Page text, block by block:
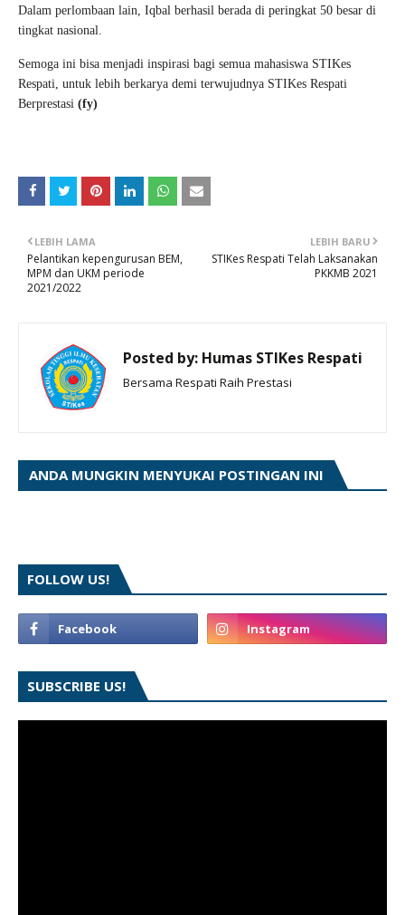
Dalam perlombaan lain, Iqbal berhasil berada di peringkat 50 besar di
tingkat nasional.
Semoga ini bisa menjadi inspirasi bagi semua mahasiswa STIKes
Respati, untuk lebih berkarya demi terwujudnya STIKes Respati
Berprestasi (fy)
LEBIH BARU
STIKes Respati Telah Laksanakan
PKKMB 2021
LEBIH LAMA
Pelantikan kepengurusan BEM,
MPM dan UKM periode
2021/2022
Posted by: Humas STIKes Respati
Bersama Respati Raih Prestasi
ANDA MUNGKIN MENYUKAI POSTINGAN INI
FOLLOW US!
SUBSCRIBE US!